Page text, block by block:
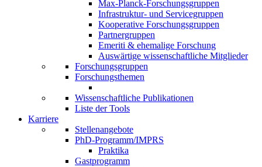
Max-Planck-Forschungsgruppen
Infrastruktur- und Servicegruppen
Kooperative Forschungsgruppen
Partnergruppen
Emeriti & ehemalige Forschung
Auswärtige wissenschaftliche Mitglieder
Forschungsgruppen
Forschungsthemen
Wissenschaftliche Publikationen
Liste der Tools
Karriere
Stellenangebote
PhD-Programm/IMPRS
Praktika
Gastprogramm